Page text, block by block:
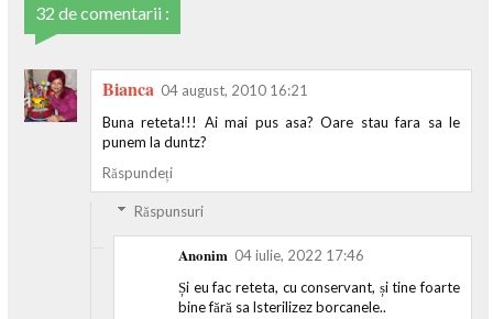
32 de comentarii :
Bianca 04 august, 2010 16:21
Buna reteta!!! Ai mai pus asa? Oare stau fara sa le
punem la duntz?
Răspundeți
Răspunsuri
Anonim 04 iulie, 2022 17:46
Și eu fac reteta, cu conservant, și tine foarte
bine fără sa lsterilizez borcanele..